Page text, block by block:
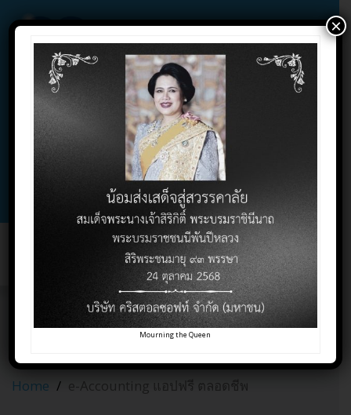
02-732-1900 , 02-732-1800 , 086-325-9004
Contact Click Support Click
Toggle
e-Accounting แอปฟรี
ตลอดชีพ
Home e-Accounting แอปฟรี ตลอดชีพ
Mourning the Queen
×